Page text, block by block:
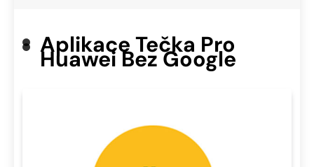
Aplikace Tečka Pro
Huawei Bez Google